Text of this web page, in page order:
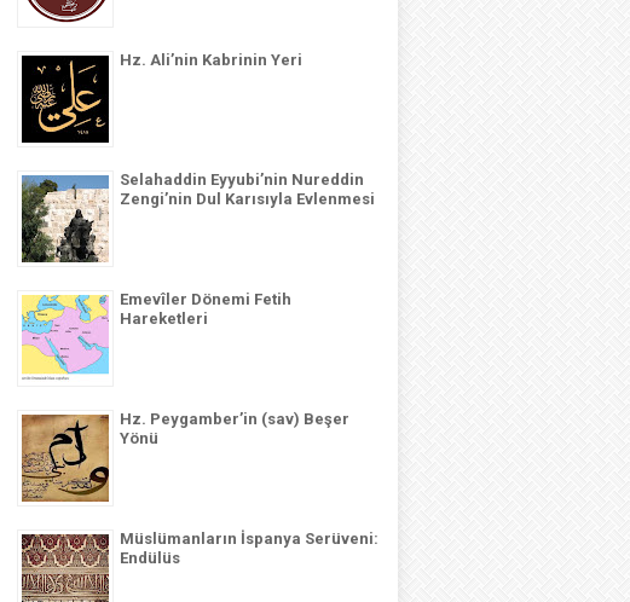
Hz. Ali’nin Kabrinin Yeri
Selahaddin Eyyubi’nin Nureddin
Zengi’nin Dul Karısıyla Evlenmesi
Emevîler Dönemi Fetih
Hareketleri
Hz. Peygamber’in (sav) Beşer
Yönü
Müslümanların İspanya Serüveni:
Endülüs